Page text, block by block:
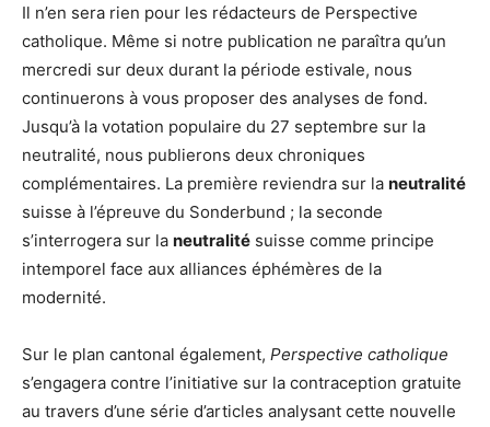
Il n’en sera rien pour les rédacteurs de Perspective
catholique. Même si notre publication ne paraîtra qu’un
mercredi sur deux durant la période estivale, nous
continuerons à vous proposer des analyses de fond.
Jusqu’à la votation populaire du 27 septembre sur la
neutralité, nous publierons deux chroniques
complémentaires. La première reviendra sur la neutralité
suisse à l’épreuve du Sonderbund ; la seconde
s’interrogera sur la neutralité suisse comme principe
intemporel face aux alliances éphémères de la
modernité.
Sur le plan cantonal également, Perspective catholique
s’engagera contre l’initiative sur la contraception gratuite
au travers d’une série d’articles analysant cette nouvelle